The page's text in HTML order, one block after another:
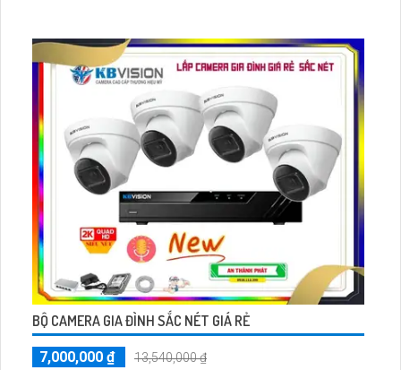
BỘ CAMERA GIA ĐÌNH SẮC NÉT GIÁ RẺ
7,000,000 ₫
13,540,000 ₫